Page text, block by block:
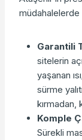
müdahalelerde
Garantili
sitelerin
yaşanan
sürme
kırmadan,
Komple
Sürekli